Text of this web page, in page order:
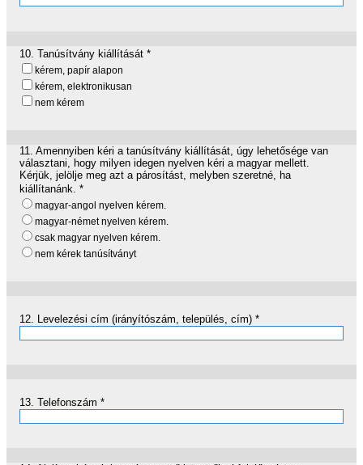
10. Tanúsítvány kiállítását *
kérem, papír alapon
kérem, elektronikusan
nem kérem
11. Amennyiben kéri a tanúsítvány kiállítását, úgy lehetősége van
választani, hogy milyen idegen nyelven kéri a magyar mellett.
Kérjük, jelölje meg azt a párosítást, melyben szeretné, ha
kiállítanánk. *
magyar-angol nyelven kérem.
magyar-német nyelven kérem.
csak magyar nyelven kérem.
nem kérek tanúsítványt
12. Levelezési cím (irányítószám, település, cím) *
13. Telefonszám *